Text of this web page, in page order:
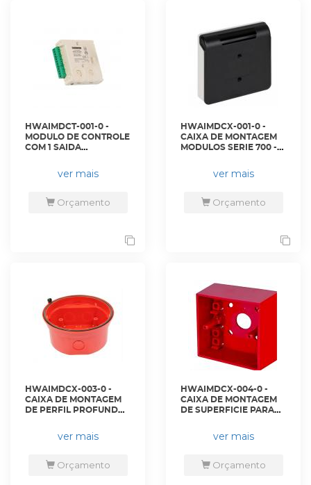
HWAIMDCT-001-0 -
MODULO DE CONTROLE
COM 1 SAIDA
PROTOCOLO HMI -
MI/DCMOE -ver mais
Orçamento
HWAIMDCX-001-0 -
CAIXA DE MONTAGEM
MODULOS SERIE 700 -
ver mais
Orçamento
HWAIMDCX-003-0 -
CAIXA DE MONTAGEM
DE PERFIL PROFUNDO
WRR - HONEYWELL
ver mais
Orçamento
HWAIMDCX-004-0 -
CAIXA DE MONTAGEM
DE SUPERFICIE PARA
HONEYWELL
ver mais
Orçamento